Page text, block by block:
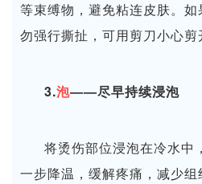
等束缚物，避免粘连皮肤。
勿强行撕扯，可用剪刀小心剪
3.泡——尽早持续浸泡
将烫伤部位浸泡在冷水中
一步降温，缓解疼痛，减少